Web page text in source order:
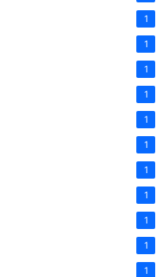
1
1
1
1
1
1
1
1
1
1
1